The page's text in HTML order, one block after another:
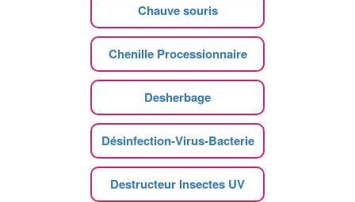
Chauve souris
Chenille Processionnaire
Desherbage
Désinfection-Virus-Bacterie
Destructeur Insectes UV